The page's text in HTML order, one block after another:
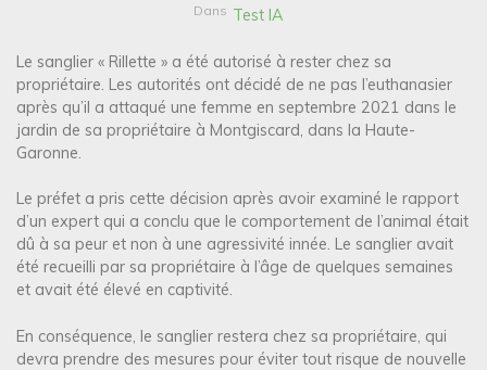
Dans Test IA
Le sanglier « Rillette » a été autorisé à rester chez sa
propriétaire. Les autorités ont décidé de ne pas l’euthanasier
après qu’il a attaqué une femme en septembre 2021 dans le
jardin de sa propriétaire à Montgiscard, dans la Haute-
Garonne.
Le préfet a pris cette décision après avoir examiné le rapport
d’un expert qui a conclu que le comportement de l’animal était
dû à sa peur et non à une agressivité innée. Le sanglier avait
été recueilli par sa propriétaire à l’âge de quelques semaines
et avait été élevé en captivité.
En conséquence, le sanglier restera chez sa propriétaire, qui
devra prendre des mesures pour éviter tout risque de nouvelle